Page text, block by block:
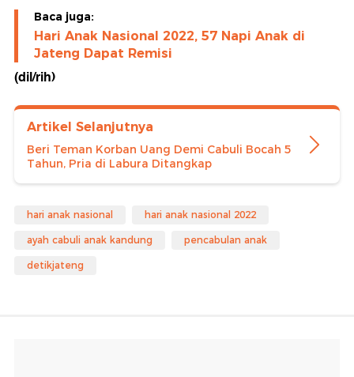
Baca juga:
Hari Anak Nasional 2022, 57 Napi Anak di
Jateng Dapat Remisi
(dil/rih)
Artikel Selanjutnya
Beri Teman Korban Uang Demi Cabuli Bocah 5
Tahun, Pria di Labura Ditangkap
hari anak nasional hari anak nasional 2022
ayah cabuli anak kandung pencabulan anak
detikjateng